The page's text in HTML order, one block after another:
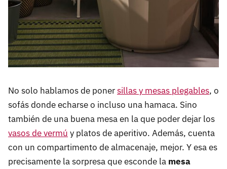
No solo hablamos de ponersillas y mesas plegables, o
sofás donde echarse o incluso una hamaca. Sino
también de una buena mesa en la que poder dejar los
vasos de vermú y platos de aperitivo. Además, cuenta
con un compartimento de almacenaje, mejor. Y esa es
precisamente la sorpresa que esconde la mesa